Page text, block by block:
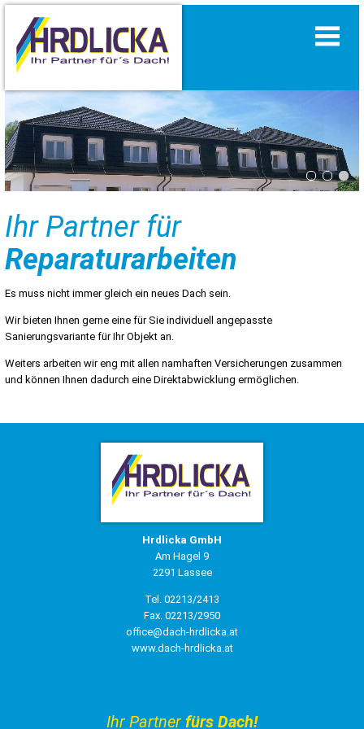
Ihr Partner für
Reparaturarbeiten
Es muss nicht immer gleich ein neues Dach sein.
Wir bieten Ihnen gerne eine für Sie individuell angepasste
Sanierungsvariante für Ihr Objekt an.
Weiters arbeiten wir eng mit allen namhaften Versicherungen zusammen
und können Ihnen dadurch eine Direktabwicklung ermöglichen.
Hrdlicka GmbH
Am Hagel 9
2291 Lassee
Tel. 02213/2413
Fax. 02213/2950
office@dach-hrdlicka.at
www.dach-hrdlicka.at
Ihr Partner fürs Dach!